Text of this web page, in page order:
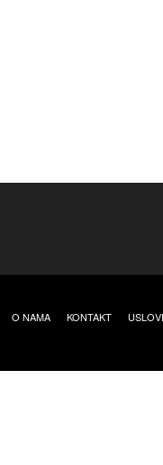
O NAMA KONTAKT